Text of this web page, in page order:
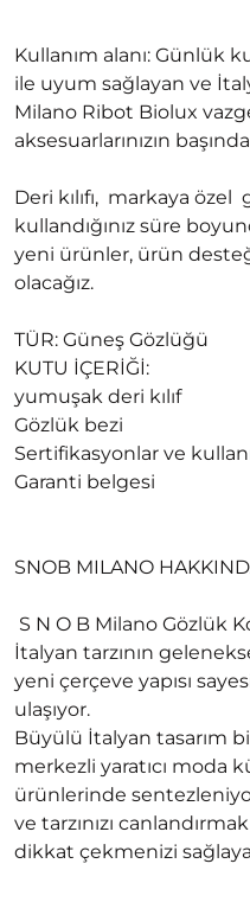
Kullanım alanı: Günlük
ile uyum sağlayan ve
Milano Ribot Biolux
aksesuarlarınızın
Deri kılıfı, markaya
kullandığınız süre
yeni ürünler, ürün
olacağız.
TÜR: Güneş Gözlüğü
KUTU İÇERİĞİ:
yumuşak deri kılıf
Gözlük bezi
Sertifikasyonlar ve
Garanti belgesi
SNOB MILANO
S N O B Milano Gözlük
İtalyan tarzının
yeni çerçeve yapısı
ulaşıyor.
Büyülü İtalyan tasarım
merkezli yaratıcı moda
ürünlerinde
ve tarzınızı
dikkat çekmenizi